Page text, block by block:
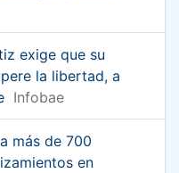
exige que su
la libertad, a
Infobae
más de 700
en